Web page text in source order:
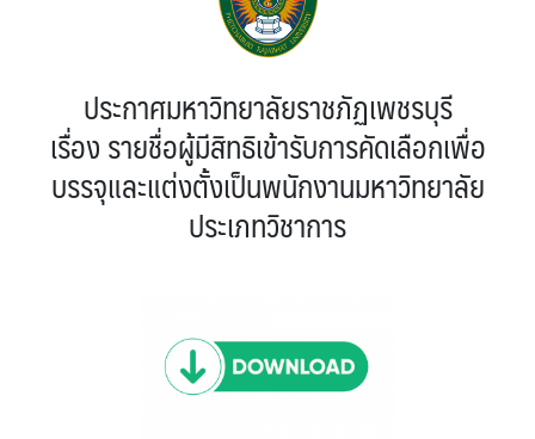
ประกาศมหาวิทยาลัยราชภัฏเพชรบุรี
เรื่อง รายชื่อผู้มีสิทธิเข้ารับการคัดเลือกเพื่อ
บรรจุและแต่งตั้งเป็นพนักงานมหาวิทยาลัย
ประเภทวิชาการ